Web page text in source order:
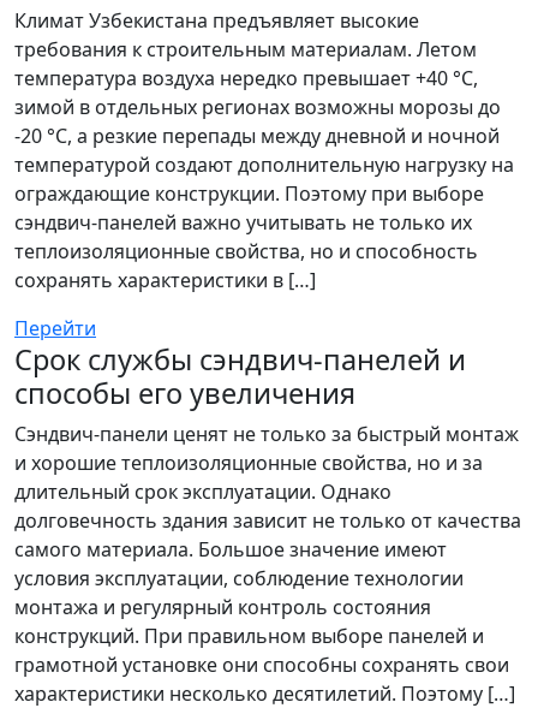
Климат Узбекистана предъявляет высокие
требования к строительным материалам. Летом
температура воздуха нередко превышает +40 °C,
зимой в отдельных регионах возможны морозы до
-20 °C, а резкие перепады между дневной и ночной
температурой создают дополнительную нагрузку на
ограждающие конструкции. Поэтому при выборе
сэндвич-панелей важно учитывать не только их
теплоизоляционные свойства, но и способность
сохранять характеристики в […]
Перейти
Срок службы сэндвич-панелей и
способы его увеличения
Сэндвич-панели ценят не только за быстрый монтаж
и хорошие теплоизоляционные свойства, но и за
длительный срок эксплуатации. Однако
долговечность здания зависит не только от качества
самого материала. Большое значение имеют
условия эксплуатации, соблюдение технологии
монтажа и регулярный контроль состояния
конструкций. При правильном выборе панелей и
грамотной установке они способны сохранять свои
характеристики несколько десятилетий. Поэтому […]